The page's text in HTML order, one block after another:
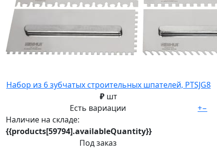
Набор из 6 зубчатых строительных шпателей, PTSJG8
₽ шт
Есть вариации
Наличие на складе:
{{products[59794].availableQuantity}}
Под заказ
+−